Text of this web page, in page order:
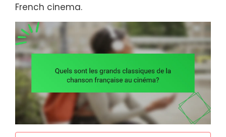
French cinema.